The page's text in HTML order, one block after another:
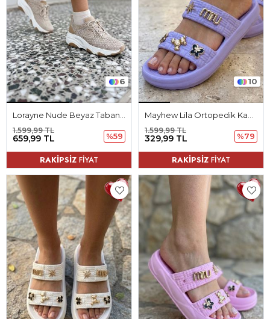
6
659,99 TL
1.599,99 TL
%59
RAKİPSİZ FİYAT
10
329,99 TL
1.599,99 TL
%79
RAKİPSİZ FİYAT